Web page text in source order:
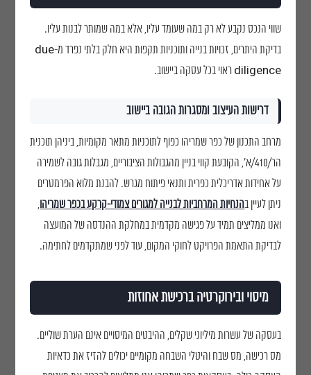
שווי הנכס נקבע לא רק במה שעומד עליו, אלא במה שמותר לבנות עליו.
בדיקת היתרים, זכויות בנייה ותוכניות תקפות היא חלק בלתי נפרד מ-due
diligence ראוי בכל עסקה ביישוב.
דרישות העיצוב ומסגרות הגובה ביישוב
מרחב התכנון של כפר שמריהו כפוף לתוכניות מתאר מקומיות, ביניהן תוכנית
הר/410/א', הקובעת קווי בניין מהגבולות הציבוריים, מגבלות גובה לשמירה
על אחידות אדריכלית כפרית ותנאי פיתוח מגרש. להבנת מלוא הפרמטרים
ניתן לעיין בהנחיות המרחביות לבנייה למגורים צמודי-קרקע בכפר שמריהו ,
ואנו ממליצים תמיד על פגישה מקדמית במחלקת ההנדסה של המועצה
לבדיקת התאמת הפרויקט לחוקי המקום, עוד לפני שמתקדמים לחתימה.
מיסוי ובירוקרטיה ברכישת אחוזות
בעסקה של עשרות מיליוני שקלים, ההיבטים המיסויים אינם הערת שוליים.
מס רכישה, מס שבח והיטלי השבחה מקומיים יכולים להזיז את כדאיות